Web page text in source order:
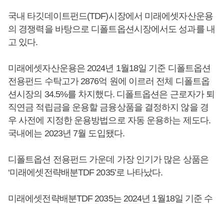
국내 타깃데이트펀드(TDF)시장에서 미래에셋자산운용
의 경쟁력을 바탕으로 디폴트옵션시장에서도 성과를 내
고 있다.
미래에셋자산운용은 2024년 1월18일 기준 디폴트옵션
전용펀드 수탁고가 2876억 원에 이르러 전체 디폴트옵
션시장의 34.5%를 차지했다. 디폴트옵션은 근로자가 퇴
직연금 적립금을 운용할 금융상품을 결정하지 않을 경
우 사전에 지정한 운용방법으로 자동 운용하는 제도다.
국내에는 2023년 7월 도입됐다.
디폴트옵션 전용펀드 가운데 가장 인기가 많은 상품은
‘미래에셋전략배분TDF 2035’로 나타났다.
미래에셋전략배분TDF 2035는 2024년 1월18일 기준 수